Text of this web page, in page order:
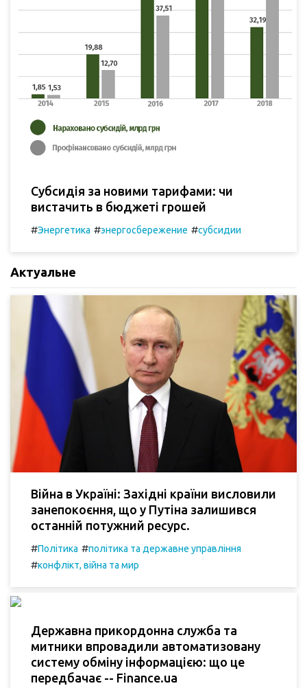
Субсидія за новими тарифами: чи
вистачить в бюджеті грошей
#Энергетика #энергосбережение #субсидии
Актуальне
Війна в Україні: Західні країни висловили
занепокоєння, що у Путіна залишився
останній потужний ресурс.
#Політика #політика та державне управління
#конфлікт, війна та мир
Державна прикордонна служба та
митники впровадили автоматизовану
систему обміну інформацією: що це
передбачає -- Finance.ua